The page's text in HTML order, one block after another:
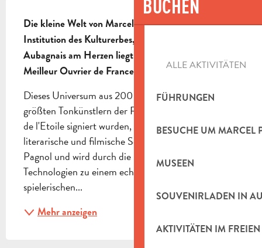
BUCHEN
ALLE AKTIVITÄTEN
FÜHRUNGEN
BESUCHE UM MARCEL
MUSEEN
SOUVENIRLADEN IN
AKTIVITÄTEN IM FREIEN
Die kleine Welt von Marcel Pagnol ist eine
Institution des Kulturerbes, die den Aubagnaises und
Aubagnais am Herzen liegt und von Daniel Scaturro
Meilleur Ouvrier de France realisiert wurde.
Dieses Universum aus 200 Santons, die von den
größten Tonkünstlern der Region Pays d'Aubagne et
de l'Etoile signiert wurden, ist eine Hommage an das
literarische und filmische Schaffen von Marcel
Pagnol und wird durch die Magie der neuen
Technologien zu einem echten lebendigen und
spielerischen...
Mehr anzeigen